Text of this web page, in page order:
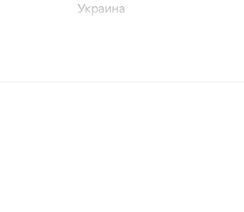
Украина
реального растения.